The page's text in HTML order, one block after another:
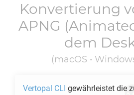
Konvertierung
APNG
dem
(macOS •
Vertopal CLI gewährleistet die